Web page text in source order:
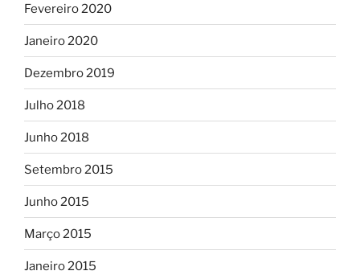
Fevereiro 2020
Janeiro 2020
Dezembro 2019
Julho 2018
Junho 2018
Setembro 2015
Junho 2015
Março 2015
Janeiro 2015